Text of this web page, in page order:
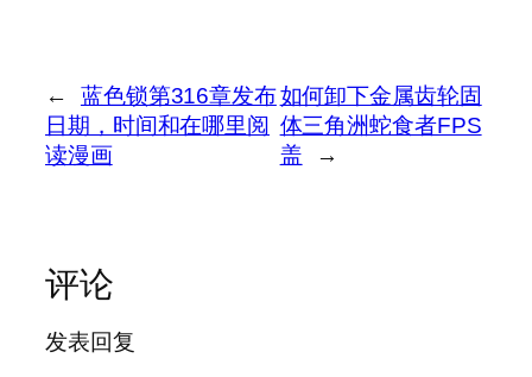
←
蓝色锁第316章发布
日期，时间和在哪里阅
读漫画
如何卸下金属齿轮固
体三角洲蛇食者FPS
盖
→
评论
发表回复